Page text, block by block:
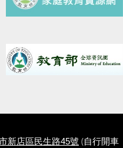
新店區民生路45號 (自行開車